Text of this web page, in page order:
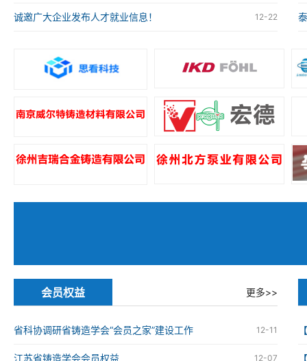
12-22
诚邀广大企业发布人才就业信息！
会员权益 更多>>
12-11
省科协调研省铸造学会“会员之家”建设工作
12-07
江苏省铸造学会会员权益